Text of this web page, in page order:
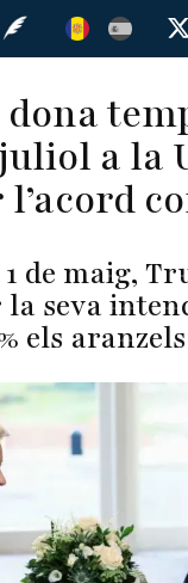
a la
de maig,
seva
els aranzels